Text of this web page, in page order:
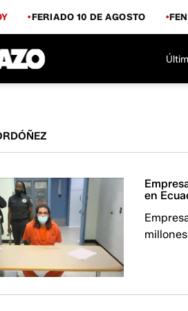
FERIADO 10 DE AGOSTO
en